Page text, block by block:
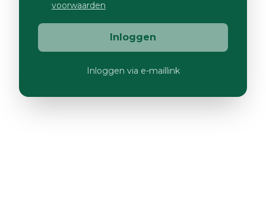
voorwaarden
Inloggen
Inloggen via e-maillink